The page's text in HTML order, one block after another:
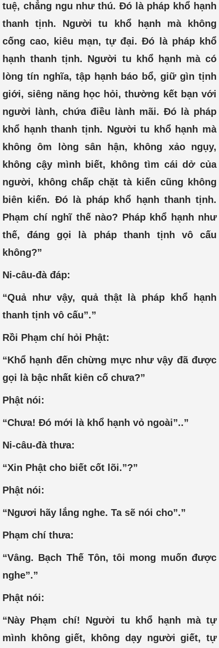
tuệ, chẳng ngu như thú. Đó là pháp khổ hạnh
thanh tịnh. Người tu khổ hạnh mà không
cống cao, kiêu mạn, tự đại. Đó là pháp khổ
hạnh thanh tịnh. Người tu khổ hạnh mà có
lòng tín nghĩa, tập hạnh báo bổ, giữ gìn tịnh
giới, siêng năng học hỏi, thường kết bạn với
người lành, chứa điều lành mãi. Đó là pháp
khổ hạnh thanh tịnh. Người tu khổ hạnh mà
không ôm lòng sân hận, không xảo ngụy,
không cậy mình biết, không tìm cái dở của
người, không chấp chặt tà kiến cũng không
biên kiến. Đó là pháp khổ hạnh thanh tịnh.
Phạm chí nghĩ thế nào? Pháp khổ hạnh như
thế, đáng gọi là pháp thanh tịnh vô cấu
không?”
Ni-câu-đà đáp:
“Quả như vậy, quả thật là pháp khổ hạnh
thanh tịnh vô cấu”.”
Rồi Phạm chí hỏi Phật:
“Khổ hạnh đến chừng mực như vậy đã được
gọi là bậc nhất kiên cố chưa?”
Phật nói:
“Chưa! Đó mới là khổ hạnh vỏ ngoài”..”
Ni-câu-đà thưa:
“Xin Phật cho biết cốt lõi.”?”
Phật nói:
“Ngươi hãy lắng nghe. Ta sẽ nói cho”.”
Phạm chí thưa:
“Vâng. Bạch Thế Tôn, tôi mong muốn được
nghe”.”
Phật nói:
“Này Phạm chí! Người tu khổ hạnh mà tự
mình không giết, không dạy người giết, tự